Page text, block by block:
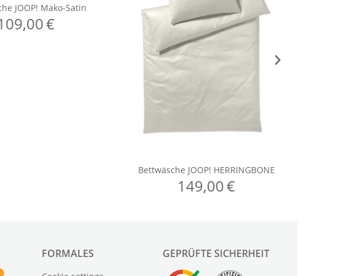
FORMALES GEPRÜFTE SICHERHEIT